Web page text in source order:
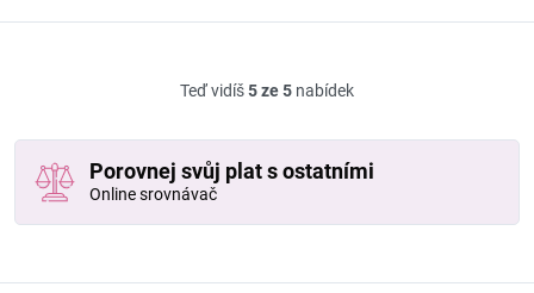
Teď vidíš5 ze 5 nabídek
Porovnej svůj plat s ostatními
Online srovnávač